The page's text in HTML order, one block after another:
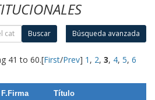
Buscar Búsqueda avanzada
41 to 60.[First/Prev] 1 , 2, 3, 4, 5, 6
F.Firma Título